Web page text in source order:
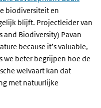
biodiversiteit en
blijft. Projectleider van
and Biodiversity) Pavan
because it’s valuable,
we beter begrijpen hoe de
welvaart kan dat
met natuurlijke